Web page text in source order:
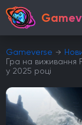
Gameverse
Гра на виживання
у 2025 році